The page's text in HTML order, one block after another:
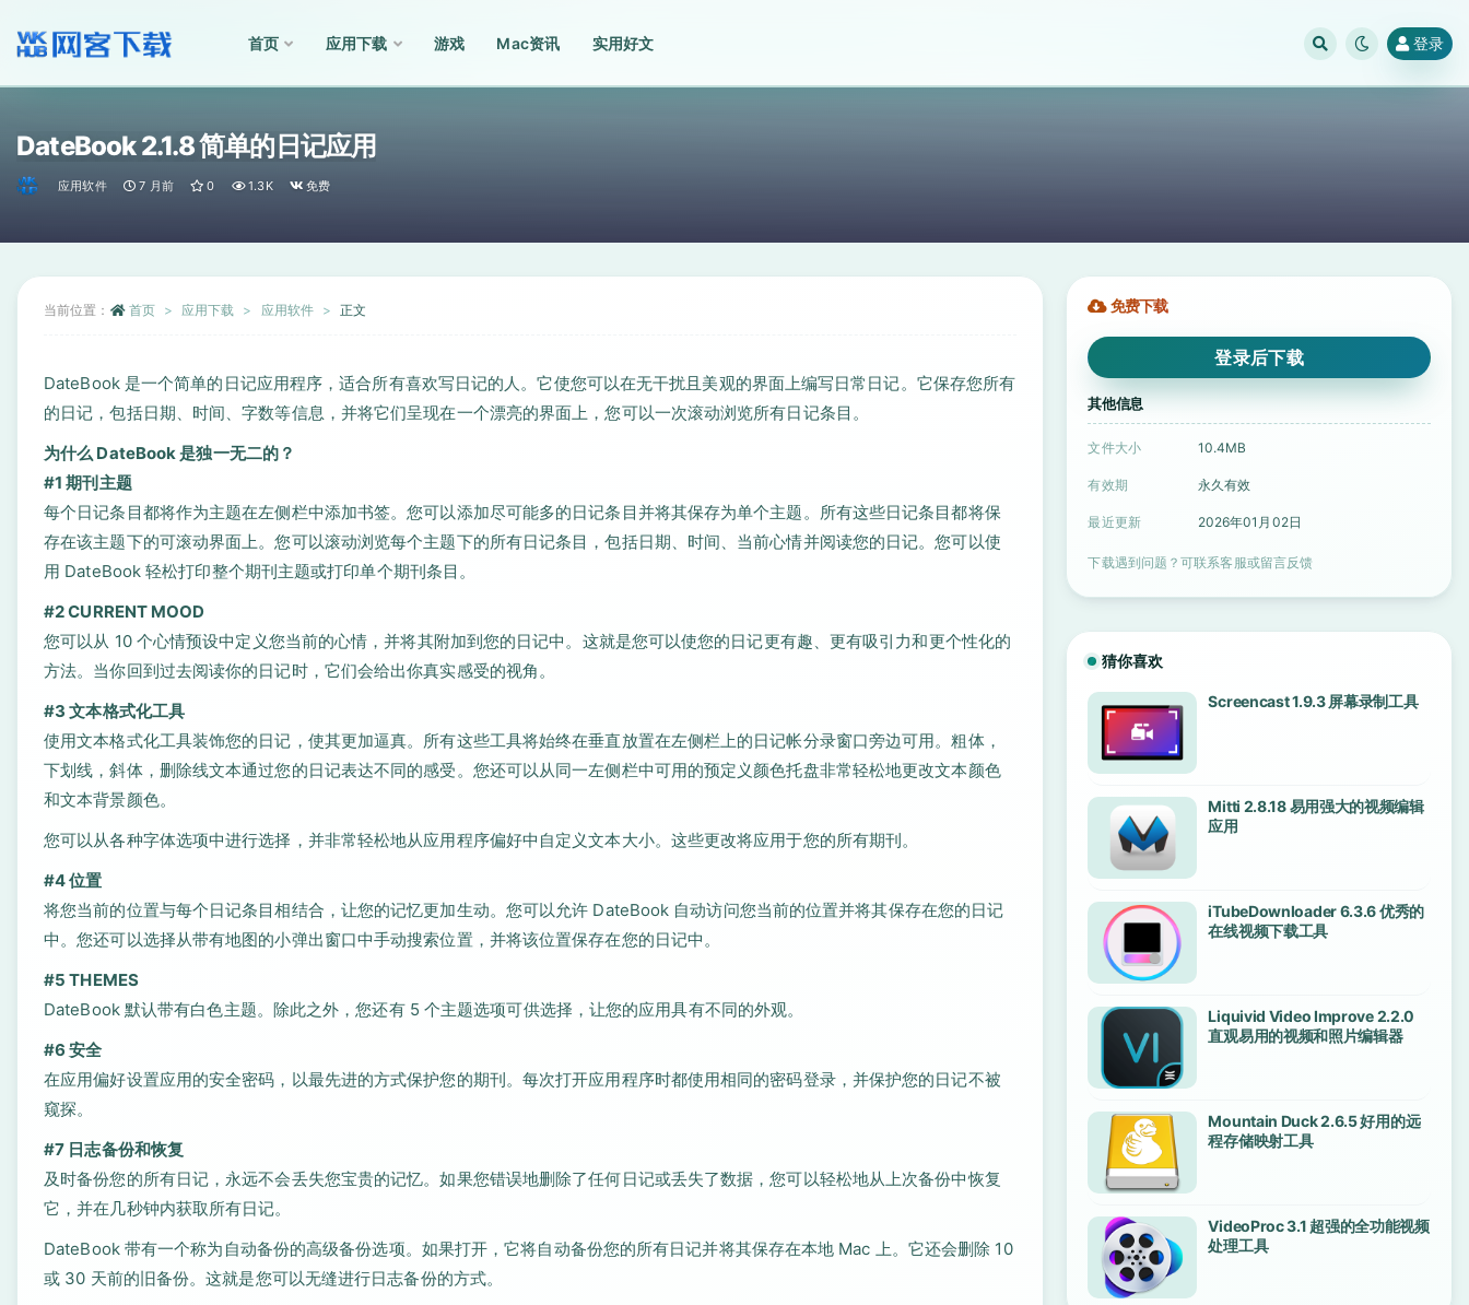
首页 应用下载 游戏 Mac资讯 实用好文 登录
DateBook 2.1.8 简单的日记应用
应用软件 7 月前 0 1.3K 免费
当前位置： 首页 应用下载 应用软件 正文
DateBook 是一个简单的日记应用程序，适合所有喜欢写日记的人。它使您可以在无干扰且美观的界面上编写日常日记。它保存您所有
的日记，包括日期、时间、字数等信息，并将它们呈现在一个漂亮的界面上，您可以一次滚动浏览所有日记条目。
为什么 DateBook 是独一无二的？
#1 期刊主题
每个日记条目都将作为主题在左侧栏中添加书签。您可以添加尽可能多的日记条目并将其保存为单个主题。所有这些日记条目都将保
存在该主题下的可滚动界面上。您可以滚动浏览每个主题下的所有日记条目，包括日期、时间、当前心情并阅读您的日记。您可以使
用 DateBook 轻松打印整个期刊主题或打印单个期刊条目。
#2 CURRENT MOOD
您可以从 10 个心情预设中定义您当前的心情，并将其附加到您的日记中。这就是您可以使您的日记更有趣、更有吸引力和更个性化的
方法。当你回到过去阅读你的日记时，它们会给出你真实感受的视角。
#3 文本格式化工具
使用文本格式化工具装饰您的日记，使其更加逼真。所有这些工具将始终在垂直放置在左侧栏上的日记帐分录窗口旁边可用。粗体，
下划线，斜体，删除线文本通过您的日记表达不同的感受。您还可以从同一左侧栏中可用的预定义颜色托盘非常轻松地更改文本颜色
和文本背景颜色。
您可以从各种字体选项中进行选择，并非常轻松地从应用程序偏好中自定义文本大小。这些更改将应用​​于您的所有期刊。
#4 位置
将您当前的位置与每个日记条目相结合，让您的记忆更加生动。您可以允许 DateBook 自动访问您当前的位置并将其保存在您的日记
中。您还可以选择从带有地图的小弹出窗口中手动搜索位置，并将该位置保存在您的日记中。
#5 THEMES
DateBook 默认带有白色主题。除此之外，您还有 5 个主题选项可供选择，让您的应用具有不同的外观。
#6 安全
在应用偏好设置应用的安全密码，以最先进的方式保护您的期刊。每次打开应用程序时都使用相同的密码登录，并保护您的日记不被
窥探。
#7 日志备份和恢复
及时备份您的所有日记，永远不会丢失您宝贵的记忆。如果您错误地删除了任何日记或丢失了数据，您可以轻松地从上次备份中恢复
它，并在几秒钟内获取所有日记。
DateBook 带有一个称为自动备份的高级备份选项。如果打开，它将自动备份您的所有日记并将其保存在本地 Mac 上。它还会删除 10
或 30 天前的旧备份。这就是您可以无缝进行日志备份的方式。
免费下载
登录后下载
其他信息
文件大小 10.4MB
有效期 永久有效
最近更新 2026年01月02日
下载遇到问题？可联系客服或留言反馈
猜你喜欢
Screencast 1.9.3 屏幕录制工具
Mitti 2.8.18 易用强大的视频编辑
应用
iTubeDownloader 6.3.6 优秀的
在线视频下载工具
Liquivid Video Improve 2.2.0
直观易用的视频和照片编辑器
Mountain Duck 2.6.5 好用的远
程存储映射工具
VideoProc 3.1 超强的全功能视频
处理工具